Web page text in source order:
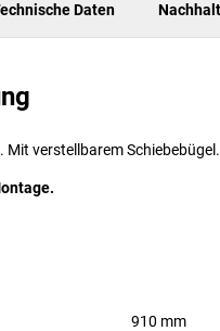
Daten
verstellbarem
910 mm